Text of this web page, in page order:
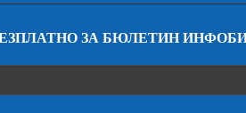
ЗА БЮЛЕТИН